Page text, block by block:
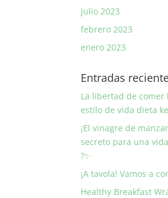
julio 2023
febrero 2023
enero 2023
Entradas
La libertad de comer
estilo de vida dieta
¡El vinagre de
secreto para una
?✨
¡A tavola! Vamos a
Healthy Breakfast